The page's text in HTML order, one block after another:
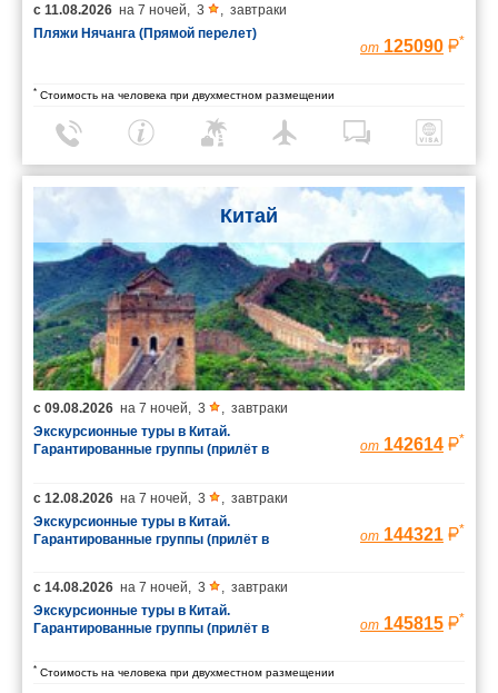
с 11.08.2026 на 7 ночей, 3 , завтраки
Пляжи Нячанга (Прямой перелет)
от 125090 *
* Стоимость на человека при двухместном размещении
Китай
с 09.08.2026 на 7 ночей, 3 , завтраки
Экскурсионные туры в Китай.
Гарантированные группы (прилёт в
от 142614 *
с 12.08.2026 на 7 ночей, 3 , завтраки
Экскурсионные туры в Китай.
Гарантированные группы (прилёт в
от 144321 *
с 14.08.2026 на 7 ночей, 3 , завтраки
Экскурсионные туры в Китай.
Гарантированные группы (прилёт в
от 145815 *
* Стоимость на человека при двухместном размещении